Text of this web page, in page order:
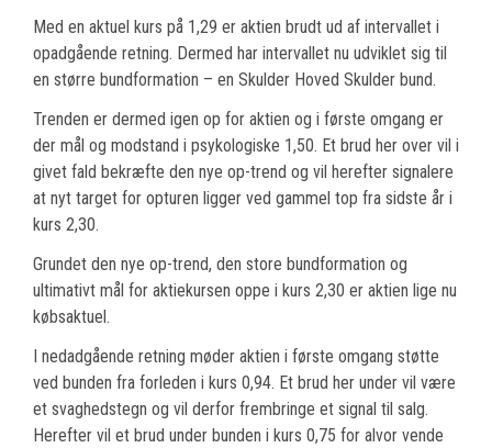
Med en aktuel kurs på 1,29 er aktien brudt ud af intervallet i
opadgående retning. Dermed har intervallet nu udviklet sig til
en større bundformation – en Skulder Hoved Skulder bund.
Trenden er dermed igen op for aktien og i første omgang er
der mål og modstand i psykologiske 1,50. Et brud her over vil i
givet fald bekræfte den nye op-trend og vil herefter signalere
at nyt target for opturen ligger ved gammel top fra sidste år i
kurs 2,30.
Grundet den nye op-trend, den store bundformation og
ultimativt mål for aktiekursen oppe i kurs 2,30 er aktien lige nu
købsaktuel.
I nedadgående retning møder aktien i første omgang støtte
ved bunden fra forleden i kurs 0,94. Et brud her under vil være
et svaghedstegn og vil derfor frembringe et signal til salg.
Herefter vil et brud under bunden i kurs 0,75 for alvor vende